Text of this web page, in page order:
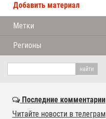
Добавить материал
Метки
Регионы
Последние комментарии
Читайте новости в телеграм